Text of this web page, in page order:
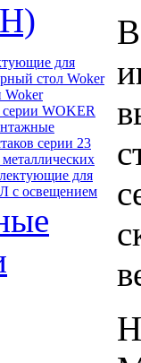
для
стол Woker
Woker
серии WOKER
серии 23
для
с освещением